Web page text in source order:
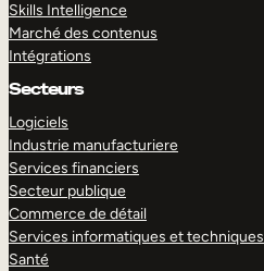
Skills Intelligence
Marché des contenus
Intégrations
Secteurs
Logiciels
Industrie manufacturiere
Services financiers
Secteur publique
Commerce de détail
Services informatiques et techniques
Santé